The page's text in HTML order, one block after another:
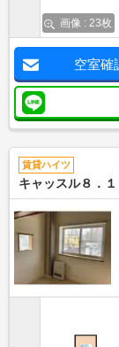
画像 : 23枚
空室確
賃貸ハイツ
キャッスル８．１